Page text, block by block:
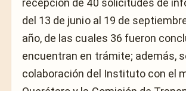
del 13 de junio al 19 de
año, de las cuales 36 fueron
encuentran en trámite; además,
colaboración del Instituto con el